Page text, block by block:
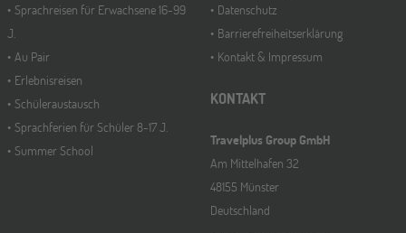
Sprachreisen für Erwachsene 16-99
J.
Au Pair
Erlebnisreisen
Schüleraustausch
Sprachferien für Schüler 8-17 J.
Summer School
Datenschutz
Barrierefreiheitserklärung
Kontakt & Impressum
KONTAKT
Travelplus Group GmbH
Am Mittelhafen 32
48155 Münster
Deutschland